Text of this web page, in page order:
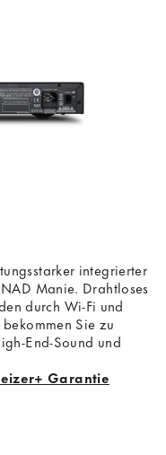
integrierter
Manie. Drahtloses
durch Wi-Fi und
Sie zu
End-Sound und
Garantie